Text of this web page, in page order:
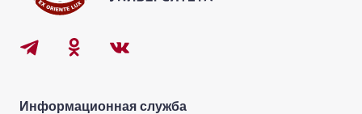
Информационная служба